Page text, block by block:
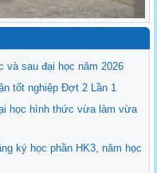
và sau đại học năm 2026
tốt nghiệp Đợt 2 Lần 1
học hình thức vừa làm vừa
ký học phần HK3, năm học